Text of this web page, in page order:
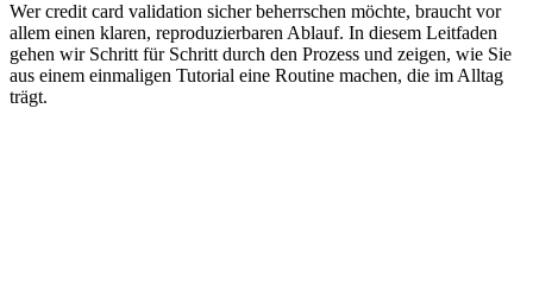
Wer credit card validation sicher beherrschen möchte, braucht vor
allem einen klaren, reproduzierbaren Ablauf. In diesem Leitfaden
gehen wir Schritt für Schritt durch den Prozess und zeigen, wie Sie
aus einem einmaligen Tutorial eine Routine machen, die im Alltag
trägt.